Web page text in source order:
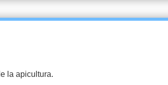
la apicultura.